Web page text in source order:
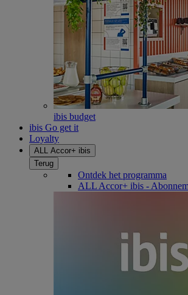
ibis budget
ibis Go get it
Loyalty
ALL Accor+ ibis
Terug
Ontdek het programma
ALL Accor+ ibis -